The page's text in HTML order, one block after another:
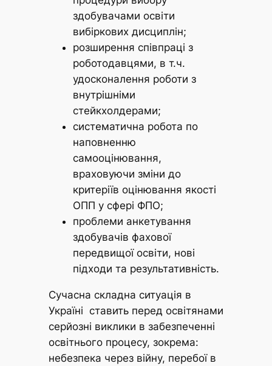
здобувачами освіти
вибіркових дисциплін;
розширення співпраці з
роботодавцями, в т.ч.
удосконалення роботи з
внутрішніми
стейкхолдерами;
систематична робота по
наповненню
самооцінювання,
враховуючи зміни до
критеріїв оцінювання якості
ОПП у сфері ФПО;
проблеми анкетування
здобувачів фахової
передвищої освіти, нові
підходи та результативність.
Сучасна складна ситуація в
Україні ставить перед освітянами
серйозні виклики в забезпеченні
освітнього процесу, зокрема:
небезпека через війну, перебої в